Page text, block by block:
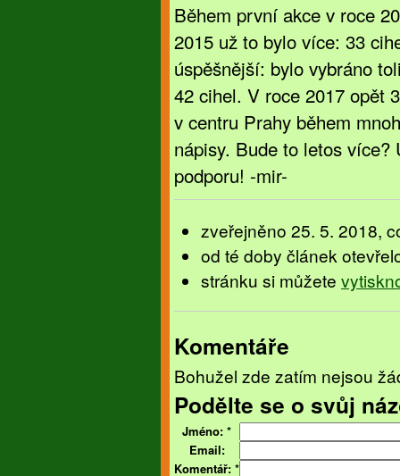
Během první akce v roce
2015 už to bylo více: 33
úspěšnější: bylo vybráno
42 cihel. V roce 2017 opět
v centru Prahy během
nápisy. Bude to letos
podporu! -mir-
zveřejněno 25. 5. 2018,
od té doby článek
stránku si můžete
Komentáře
Bohužel zde zatím nejsou
Podělte se o svůj
Jméno: *
Email:
Komentář: *